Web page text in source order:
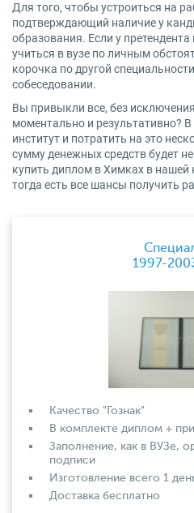
Для того, чтобы устроиться на
подтверждающий наличие у
образования. Если у
учиться в вузе по личным
корочка по другой
собеседовании.
Вы привыкли все, без
моментально и результативно?
институт и потратить на это
сумму денежных средств будет
купить диплом в Химках в нашей
тогда есть все шансы получить
1997-
Качество "Гознак"
В комплекте диплом +
Заполнение, как в ВУЗе,
подписи
Изготовление всего 1
Доставка бесплатно